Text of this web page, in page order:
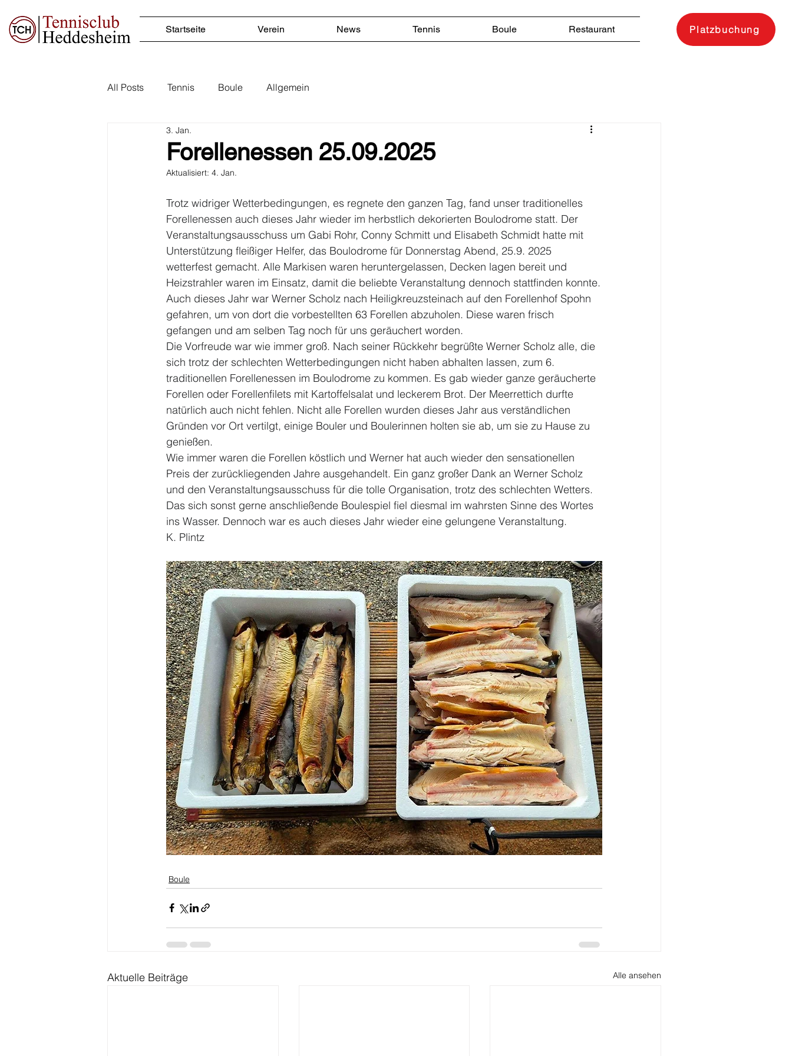
Startseite Verein News Tennis Boule Restaurant Platzbuchung
All Posts Tennis Boule Allgemein
Forellenessen 25.09.2025
3. Jan.
Aktualisiert: 4. Jan.
Trotz widriger Wetterbedingungen, es regnete den ganzen Tag, fand unser traditionelles
Forellenessen auch dieses Jahr wieder im herbstlich dekorierten Boulodrome statt. Der
Veranstaltungsausschuss um Gabi Rohr, Conny Schmitt und Elisabeth Schmidt hatte mit
Unterstützung fleißiger Helfer, das Boulodrome für Donnerstag Abend, 25.9. 2025
wetterfest gemacht. Alle Markisen waren heruntergelassen, Decken lagen bereit und
Heizstrahler waren im Einsatz, damit die beliebte Veranstaltung dennoch stattfinden konnte.
Auch dieses Jahr war Werner Scholz nach Heiligkreuzsteinach auf den Forellenhof Spohn
gefahren, um von dort die vorbestellten 63 Forellen abzuholen. Diese waren frisch
gefangen und am selben Tag noch für uns geräuchert worden.
Die Vorfreude war wie immer groß. Nach seiner Rückkehr begrüßte Werner Scholz alle, die
sich trotz der schlechten Wetterbedingungen nicht haben abhalten lassen, zum 6.
traditionellen Forellenessen im Boulodrome zu kommen. Es gab wieder ganze geräucherte
Forellen oder Forellenfilets mit Kartoffelsalat und leckerem Brot. Der Meerrettich durfte
natürlich auch nicht fehlen. Nicht alle Forellen wurden dieses Jahr aus verständlichen
Gründen vor Ort vertilgt, einige Bouler und Boulerinnen holten sie ab, um sie zu Hause zu
genießen.
Wie immer waren die Forellen köstlich und Werner hat auch wieder den sensationellen
Preis der zurückliegenden Jahre ausgehandelt. Ein ganz großer Dank an Werner Scholz
und den Veranstaltungsausschuss für die tolle Organisation, trotz des schlechten Wetters.
Das sich sonst gerne anschließende Boulespiel fiel diesmal im wahrsten Sinne des Wortes
ins Wasser. Dennoch war es auch dieses Jahr wieder eine gelungene Veranstaltung.
K. Plintz
Boule
Aktuelle Beiträge Alle ansehen